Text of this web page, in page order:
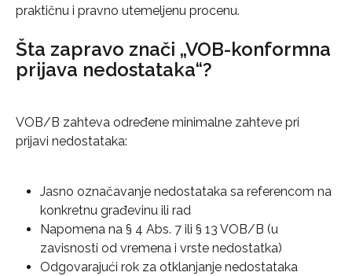
praktičnu i pravno utemeljenu procenu.
Šta zapravo znači „VOB-konformna
prijava nedostataka“?
VOB/B zahteva određene minimalne zahteve pri
prijavi nedostataka:
Jasno označavanje nedostataka sa referencom na
konkretnu građevinu ili rad
Napomena na § 4 Abs. 7 ili § 13 VOB/B (u
zavisnosti od vremena i vrste nedostatka)
Odgovarajući rok za otklanjanje nedostataka